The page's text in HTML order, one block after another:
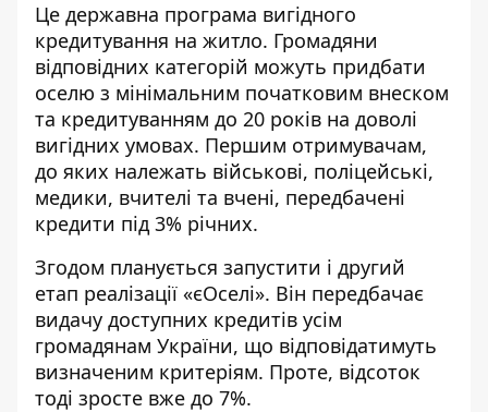
Це державна програма вигідного
кредитування на житло. Громадяни
відповідних категорій можуть придбати
оселю з мінімальним початковим внеском
та кредитуванням до 20 років на доволі
вигідних умовах. Першим отримувачам,
до яких належать військові, поліцейські,
медики, вчителі та вчені, передбачені
кредити під 3% річних.
Згодом планується запустити і другий
етап реалізації «єОселі». Він передбачає
видачу доступних кредитів усім
громадянам України, що відповідатимуть
визначеним критеріям. Проте, відсоток
тоді зросте вже до 7%.